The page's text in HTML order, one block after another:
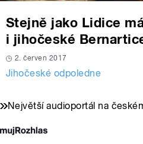
Stejně jako Lidice
i jihočeské
2. červen 2017
Jihočeské odpoledne
Největší audioportál na